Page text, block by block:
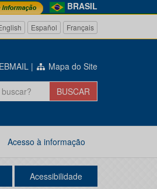
BRASIL
Español Français
| Mapa do Site
Acesso à informação
Acessibilidade